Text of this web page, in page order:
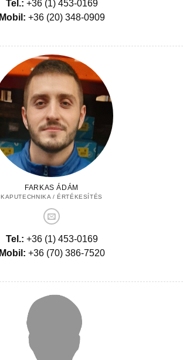
Tel.: +36 (1) 453-0169
Mobil: +36 (20) 348-0909
FARKAS ÁDÁM
KAPUTECHNIKA / ÉRTÉKESÍTÉS
Tel.: +36 (1) 453-0169
Mobil: +36 (70) 386-7520